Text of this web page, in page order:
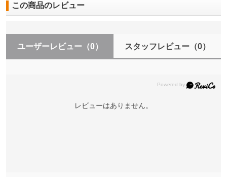
この商品のレビュー
ユーザーレビュー （0） スタッフレビュー（0）
レビューはありません。